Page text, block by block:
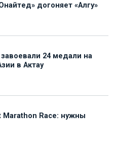
догоняет «Алгу»
24 медали на
в Актау
Marathon Race: нужны